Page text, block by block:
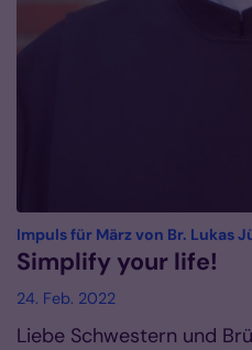
Impuls für März von Br. Lukas
Simplify your life!
24. Feb. 2022
Liebe Schwestern und